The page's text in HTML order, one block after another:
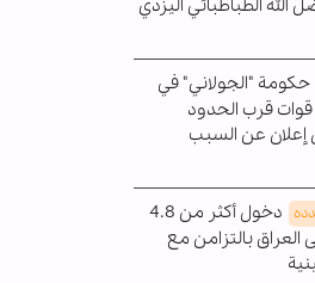
الله الطباطبائي اليزدي
حكومة "الجولاني" في
قرب الحدود
إعلان عن السبب
دخول أكثر من 4.8
العراق بالتزامن مع